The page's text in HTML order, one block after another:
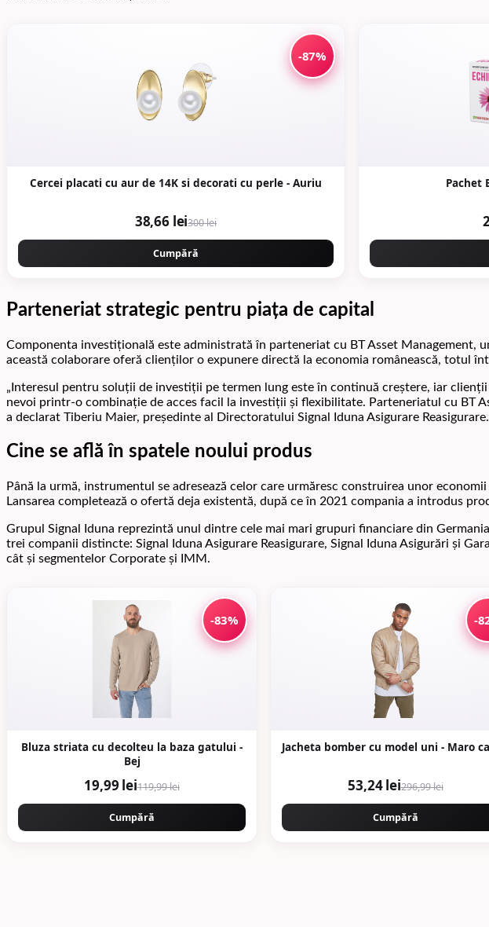
-87%
Cercei placati cu aur de 14K si decorati cu perle - Auriu
38,66 lei300 lei
Cumpără
Pachet
Parteneriat strategic pentru piața de capital
Componenta investițională este administrată în parteneriat cu BT Asset
această colaborare oferă clienților o expunere directă la economia românească, totul
„Interesul pentru soluții de investiții pe termen lung este în continuă creștere, iar
nevoi printr-o combinație de acces facil la investiții și flexibilitate. Parteneriatul cu BT
a declarat Tiberiu Maier, președinte al Directoratului Signal Iduna Asigurare Reasigurare.
Cine se află în spatele noului produs
Până la urmă, instrumentul se adresează celor care urmăresc construirea unor
Lansarea completează o ofertă deja existentă, după ce în 2021 compania a introdus
Grupul Signal Iduna reprezintă unul dintre cele mai mari grupuri financiare din
trei companii distincte: Signal Iduna Asigurare Reasigurare, Signal Iduna Asigurări și
cât și segmentelor Corporate și IMM.
-83%
Bluza striata cu decolteu la baza gatului -
Bej
19,99 lei119,99 lei
Cumpără
-
Jacheta bomber cu model uni - Maro
53,24 lei296,99 lei
Cumpără